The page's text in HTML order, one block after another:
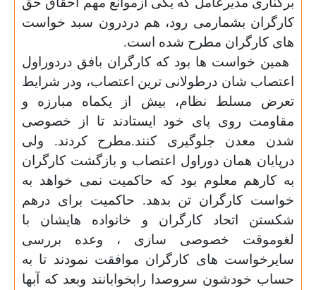
کارگران بشمارمی رود، هم دردرون سبد خواست
های کارگران مطرح شده است.
همین خواست ها بود که کارگران بافق دردوراول
اعتصاب شان درطولانی ترین اعتصاب، ودر شرایط
تعرض مسلط نظام، بیش از یکماه مبارزه و
مقاومت روی پای خود ایستادند تا از خصوصی
شدن معدن جلوگیری کنند.مطرح کردند. ولی
درپایان همان دوراول اعتصاب و بازگشت کارگران
به کارهم معلوم بود که حاکمیت نمی خواهد به
خواست کارگران تن بدهد. حاکمیت برای درهم
شکستن اتحاد کارگران و خانواده هایشان با
لغوموقت خصوصی سازی ، وعده بررسی
سایرخواست های کارگران موافقت نمودند تا به
حساب خودشون سروصدا رابخوابانند وبعد که آبها